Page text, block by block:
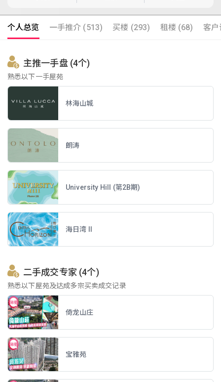
个人总览 一手推介 (513) 买楼 (293) 租楼 (68) 客
主推一手盘 (4个)
熟悉以下一手屋苑
林海山城
朗涛
University Hill (第2B期)
海日湾 II
二手成交专家 (4个)
熟悉以下屋苑及达成多宗买卖成交记录
倚龙山庄
宝雅苑